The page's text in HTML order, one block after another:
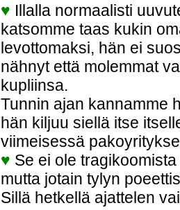
♥ Illalla normaalisti
katsomme taas kukin
levottomaksi, hän ei
nähnyt että molemmat
kupliinsa.
Tunnin ajan kannamme
hän kiljuu siellä itse
viimeisessä
♥ Se ei ole
mutta jotain tylyn
Sillä hetkellä ajattelen